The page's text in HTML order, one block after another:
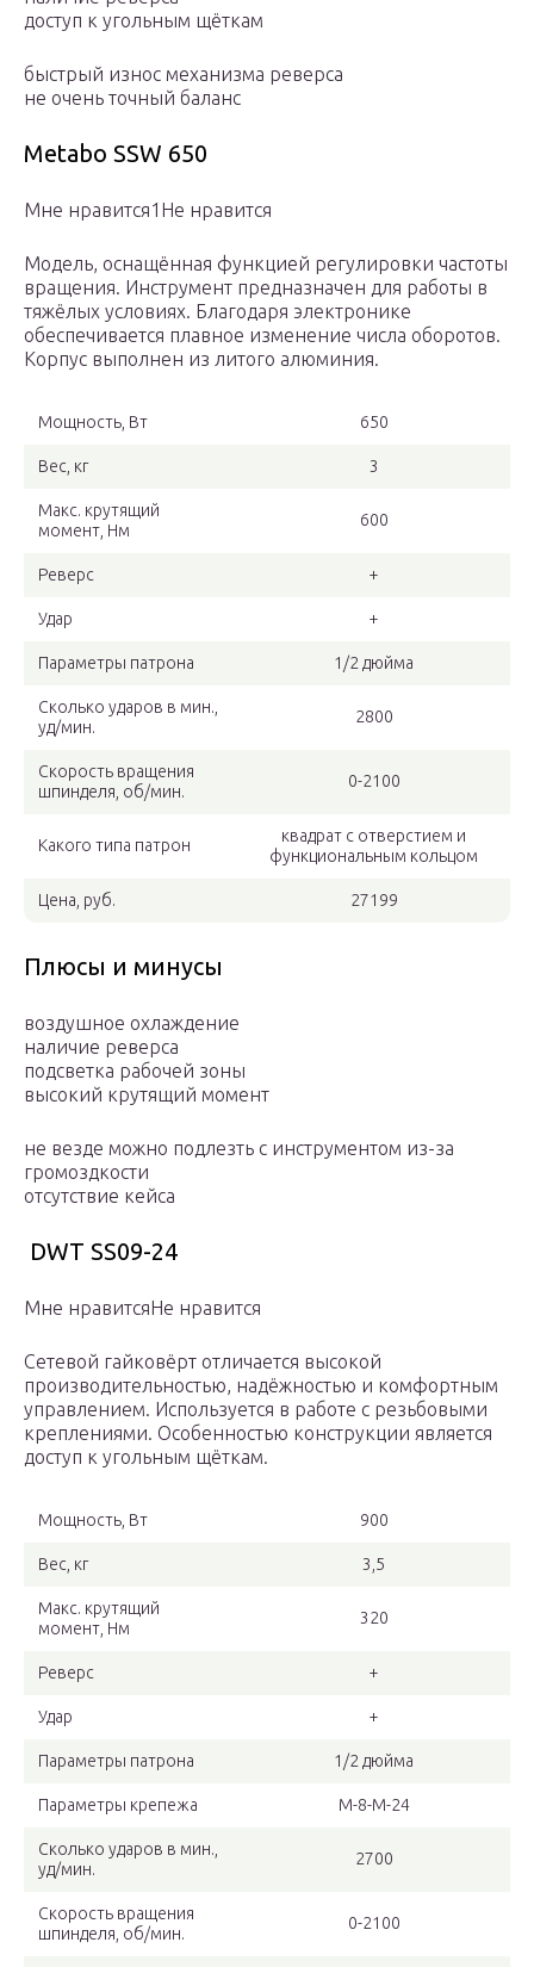
доступ к угольным щёткам
быстрый износ механизма реверса
не очень точный баланс
Metabo SSW 650
Мне нравится1Не нравится
Модель, оснащённая функцией регулировки частоты
вращения. Инструмент предназначен для работы в
тяжёлых условиях. Благодаря электронике
обеспечивается плавное изменение числа оборотов.
Корпус выполнен из литого алюминия.
Мощность, Вт 650
Вес, кг 3
Макс. крутящий
момент, Нм
600
Реверс +
Удар +
Параметры патрона 1/2 дюйма
Сколько ударов в мин.,
уд/мин.
2800
Скорость вращения
шпинделя, об/мин.
0-2100
Какого типа патрон
квадрат с отверстием и
функциональным кольцом
Цена, руб. 27199
Плюсы и минусы
воздушное охлаждение
наличие реверса
подсветка рабочей зоны
высокий крутящий момент
не везде можно подлезть с инструментом из-за
громоздкости
отсутствие кейса
DWT SS09-24
Мне нравитсяНе нравится
Сетевой гайковёрт отличается высокой
производительностью, надёжностью и комфортным
управлением. Используется в работе с резьбовыми
креплениями. Особенностью конструкции является
доступ к угольным щёткам.
Мощность, Вт 900
Вес, кг 3,5
Макс. крутящий
момент, Нм
320
Реверс +
Удар +
Параметры патрона 1/2 дюйма
Параметры крепежа М-8-М-24
Сколько ударов в мин.,
уд/мин.
2700
Скорость вращения
шпинделя, об/мин.
0-2100